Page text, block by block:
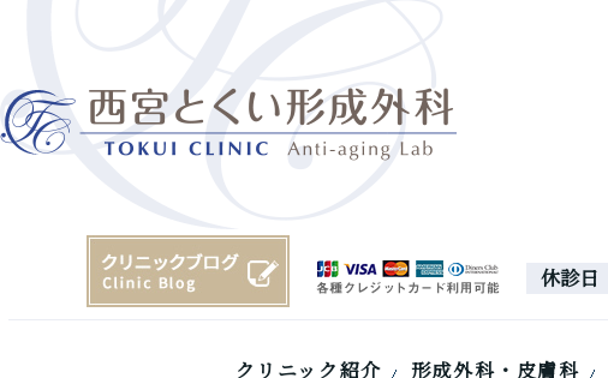
休診日
クリニック紹介 形成外科・皮膚科